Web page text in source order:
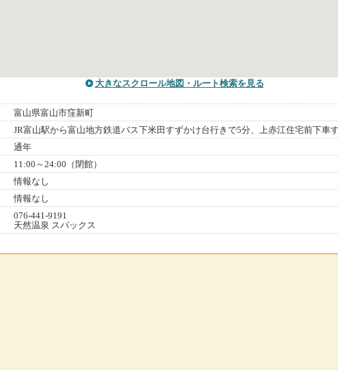
大きなスクロール地図 ・ルート検索を見る
富山県富山市窪新町
JR富山駅から富山地方鉄道バス下米田すずかけ台行きで5分、上赤江住宅前下車
通年
11:00～24:00（閉館）
情報なし
情報なし
076-441-9191
天然温泉 スパックス